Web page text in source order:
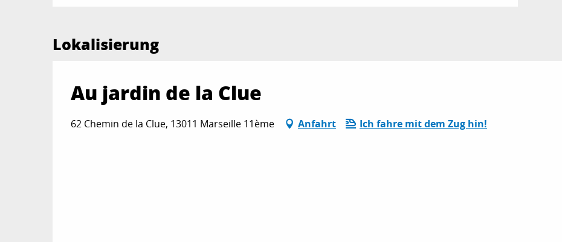
Lokalisierung
Au jardin de la Clue
62 Chemin de la Clue, 13011 Marseille 11ème Anfahrt Ich fahre mit dem Zug hin!